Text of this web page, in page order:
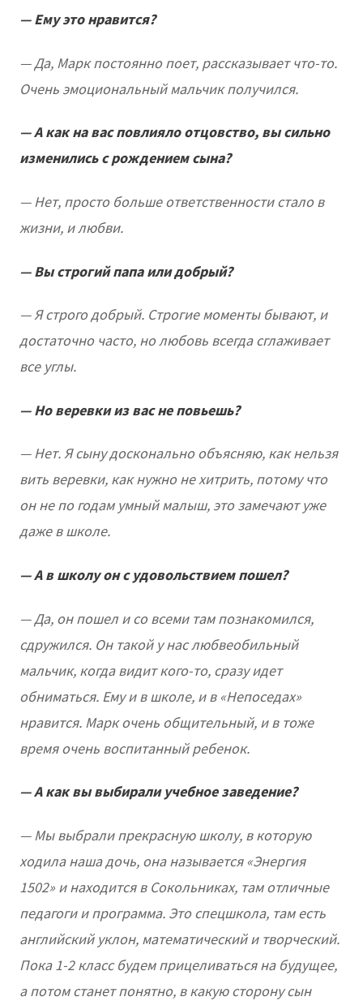
— Ему это нравится?
— Да, Марк постоянно поет, рассказывает что-то.
Очень эмоциональный мальчик получился.
— А как на вас повлияло отцовство, вы сильно
изменились с рождением сына?
— Нет, просто больше ответственности стало в
жизни, и любви.
— Вы строгий папа или добрый?
— Я строго добрый. Строгие моменты бывают, и
достаточно часто, но любовь всегда сглаживает
все углы.
— Но веревки из вас не повьешь?
— Нет. Я сыну досконально объясняю, как нельзя
вить веревки, как нужно не хитрить, потому что
он не по годам умный малыш, это замечают уже
даже в школе.
— А в школу он с удовольствием пошел?
— Да, он пошел и со всеми там познакомился,
сдружился. Он такой у нас любвеобильный
мальчик, когда видит кого-то, сразу идет
обниматься. Ему и в школе, и в «Непоседах»
нравится. Марк очень общительный, и в тоже
время очень воспитанный ребенок.
— А как вы выбирали учебное заведение?
— Мы выбрали прекрасную школу, в которую
ходила наша дочь, она называется «Энергия
1502» и находится в Сокольниках, там отличные
педагоги и программа. Это спецшкола, там есть
английский уклон, математический и творческий.
Пока 1-2 класс будем прицеливаться на будущее,
а потом станет понятно, в какую сторону сын